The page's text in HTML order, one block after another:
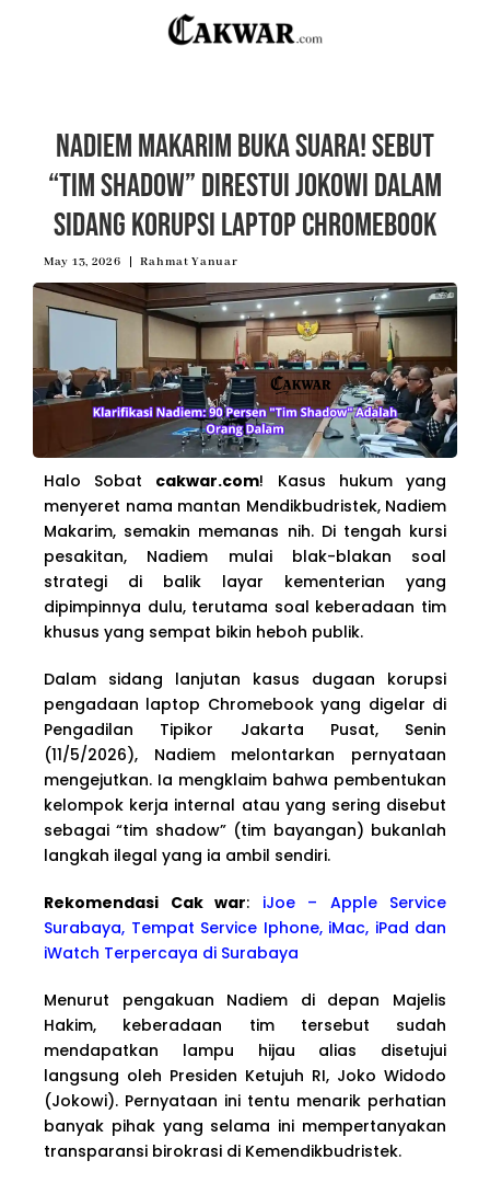
Nadiem Makarim Buka Suara! Sebut
“Tim Shadow” Direstui Jokowi dalam
Sidang Korupsi Laptop Chromebook
May 13, 2026 Rahmat Yanuar
Halo Sobat cakwar.com! Kasus hukum yang
menyeret nama mantan Mendikbudristek, Nadiem
Makarim, semakin memanas nih. Di tengah kursi
pesakitan, Nadiem mulai blak-blakan soal
strategi di balik layar kementerian yang
dipimpinnya dulu, terutama soal keberadaan tim
khusus yang sempat bikin heboh publik.
Dalam sidang lanjutan kasus dugaan korupsi
pengadaan laptop Chromebook yang digelar di
Pengadilan Tipikor Jakarta Pusat, Senin
(11/5/2026), Nadiem melontarkan pernyataan
mengejutkan. Ia mengklaim bahwa pembentukan
kelompok kerja internal atau yang sering disebut
sebagai “tim shadow” (tim bayangan) bukanlah
langkah ilegal yang ia ambil sendiri.
Rekomendasi Cak war: iJoe – Apple Service
Surabaya, Tempat Service Iphone, iMac, iPad dan
iWatch Terpercaya di Surabaya
Menurut pengakuan Nadiem di depan Majelis
Hakim, keberadaan tim tersebut sudah
mendapatkan lampu hijau alias disetujui
langsung oleh Presiden Ketujuh RI, Joko Widodo
(Jokowi). Pernyataan ini tentu menarik perhatian
banyak pihak yang selama ini mempertanyakan
transparansi birokrasi di Kemendikbudristek.